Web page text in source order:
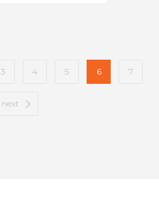
3 4 5 6 7
next